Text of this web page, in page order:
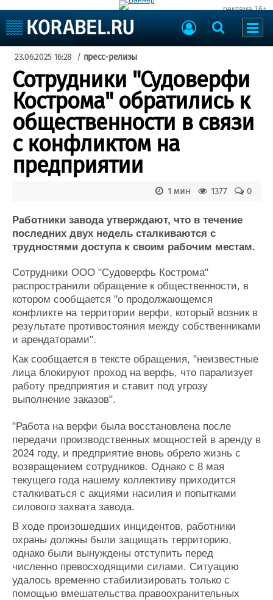
реклама 16+
Судоходство
Судоремонт
События
Пресс-релизы
Порты
Рыболовство
ВМФ
Образование
Яхты и катера
Еще
Судостроение
Компании
Репутация
Работа
Крюинг
Журнал
Реклама
Доска объявлений
Оборудование
Изделия
Услуги
Конференции
Личности
Словарь
Форум
Отзывы
Все службы
23.06.2025 16:28 / пресс-релизы
Сотрудники "Судоверфи
Кострома" обратились к
общественности в связи
с конфликтом на
предприятии
0
1377
1 мин
Работники завода утверждают, что в течение
последних двух недель сталкиваются с
трудностями доступа к своим рабочим местам.
Сотрудники ООО "Судоверфь Кострома"
распространили обращение к общественности, в
котором сообщается "о продолжающемся
конфликте на территории верфи, который возник в
результате противостояния между собственниками
и арендаторами".
Как сообщается в тексте обращения, "неизвестные
лица блокируют проход на верфь, что парализует
работу предприятия и ставит под угрозу
выполнение заказов".
"Работа на верфи была восстановлена после
передачи производственных мощностей в аренду в
2024 году, и предприятие вновь обрело жизнь с
возвращением сотрудников. Однако с 8 мая
текущего года нашему коллективу приходится
сталкиваться с акциями насилия и попытками
силового захвата завода.
В ходе произошедших инцидентов, работники
охраны должны были защищать территорию,
однако были вынуждены отступить перед
численно превосходящими силами. Ситуацию
удалось временно стабилизировать только с
помощью вмешательства правоохранительных